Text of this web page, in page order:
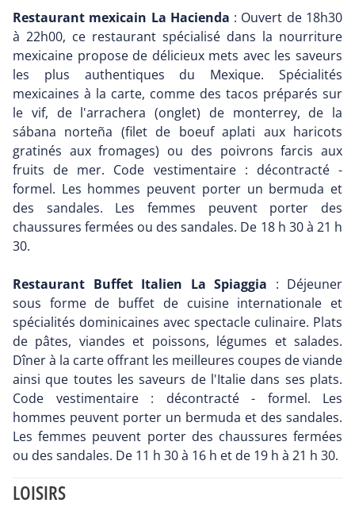
Restaurant mexicain La Hacienda : Ouvert de 18h30
à 22h00, ce restaurant spécialisé dans la nourriture
mexicaine propose de délicieux mets avec les saveurs
les plus authentiques du Mexique. Spécialités
mexicaines à la carte, comme des tacos préparés sur
le vif, de l'arrachera (onglet) de monterrey, de la
sábana norteña (filet de boeuf aplati aux haricots
gratinés aux fromages) ou des poivrons farcis aux
fruits de mer. Code vestimentaire : décontracté -
formel. Les hommes peuvent porter un bermuda et
des sandales. Les femmes peuvent porter des
chaussures fermées ou des sandales. De 18 h 30 à 21 h
30.
Restaurant Buffet Italien La Spiaggia : Déjeuner
sous forme de buffet de cuisine internationale et
spécialités dominicaines avec spectacle culinaire. Plats
de pâtes, viandes et poissons, légumes et salades.
Dîner à la carte offrant les meilleures coupes de viande
ainsi que toutes les saveurs de l'Italie dans ses plats.
Code vestimentaire : décontracté - formel. Les
hommes peuvent porter un bermuda et des sandales.
Les femmes peuvent porter des chaussures fermées
ou des sandales. De 11 h 30 à 16 h et de 19 h à 21 h 30.
LOISIRS